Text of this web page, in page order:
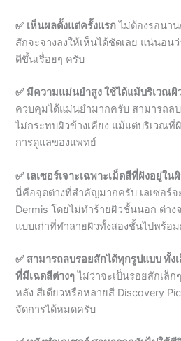
✅ มีความแม่นยำสูง ใช้ได้แม้บริเวณผิ
ควบคุมได้แม่นยำมากครับ สามารถลบ
การดูแลของแพทย์
✅ เลเซอร์เจาะเฉพาะเม็ดสีที่ฝังอยู่ใ
นี่คือจุดต่างที่สำคัญมากครับ เลเซอร์จ
แบบเก่าที่ทำลายผิวทั้งสองชั้นไปพร้อ
✅ สามารถลบรอยสักได้ทุกรูปแบบ ทั้ง
ที่มีเฉดสีต่างๆไม่ว่าจะเป็นรอยสักเล็ก
จัดการได้หมดครับ
✅ หลังทำเลเซอร์ สามารถกลับไปใช้
พักฟื้นนานครับ ทำเสร็จแล้วกลับบ้านไ